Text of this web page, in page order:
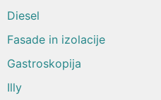
Diesel
Fasade in izolacije
Gastroskopija
Illy